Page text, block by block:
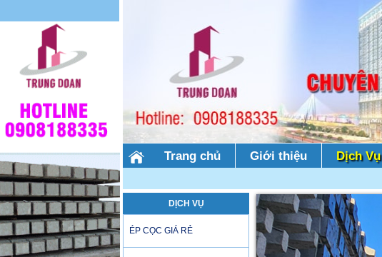
Trang chủ Giới thiệu Dịch Vụ
DỊCH VỤ
ÉP CỌC GIÁ RẺ